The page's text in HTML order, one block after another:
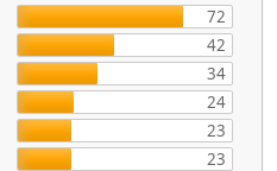
72
42
34
24
23
23